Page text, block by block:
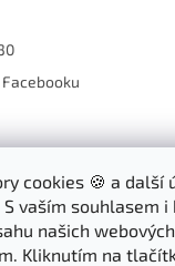
cookies 🍪 a další
vaším souhlasem i
našich
Kliknutím na
vám budeme zasílat
e-shopu.